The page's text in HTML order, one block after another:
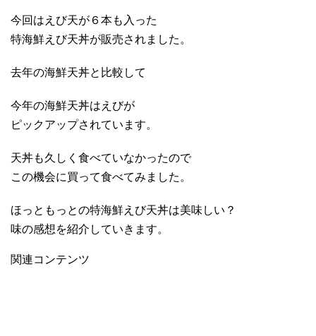
今回はえび天が６本も入った
特海鮮えび天丼が販売されました。
去年の海鮮天丼と比較して
今年の海鮮天丼はえびが
ピックアップされています。
天丼も久しく食べていなかったので
この機会に買って食べてみました。
ほっともっとの特海鮮えび天丼は美味しい？
味の感想を紹介していきます。
関連コンテンツ